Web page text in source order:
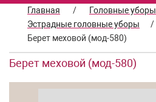
Главная
/ Головные уборы
Эстрадные головные уборы
/
Берет меховой (мод-580)
Берет меховой (мод-580)